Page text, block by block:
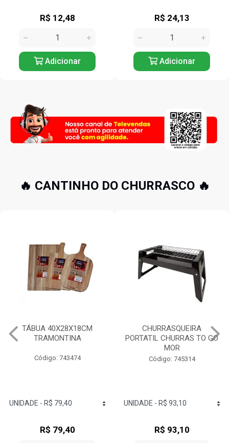
R$ 12,48
Adicionar
R$ 24,13
Adicionar
🔥 CANTINHO DO CHURRASCO 🔥
TÁBUA 40X28X18CM
TRAMONTINA
Código: 743474
R$ 79,40
CHURRASQUEIRA
PORTATIL CHURRAS TO GO
MOR
Código: 745314
R$ 93,10